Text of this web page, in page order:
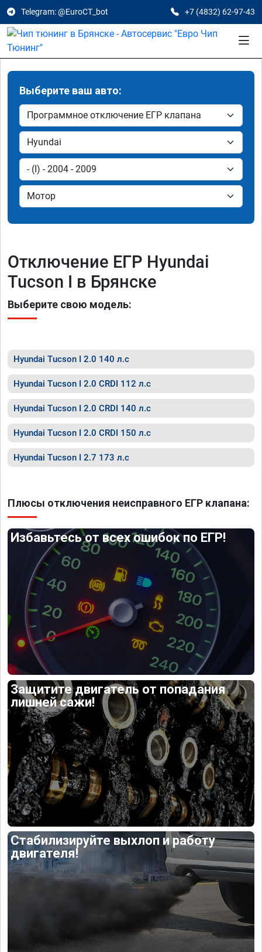
Telegram: @EuroCT_bot +7 (4832) 62-97-43
Выберите ваш авто:
Отключение ЕГР Hyundai
Tucson I в Брянске
Выберите свою модель:
Hyundai Tucson I 2.0 140 л.с
Hyundai Tucson I 2.0 CRDI 112 л.с
Hyundai Tucson I 2.0 CRDI 140 л.с
Hyundai Tucson I 2.0 CRDI 150 л.с
Hyundai Tucson I 2.7 173 л.с
Плюсы отключения неисправного ЕГР клапана:
Избавьтесь от всех ошибок по ЕГР!
Защитите двигатель от попадания
лишней сажи!
Стабилизируйте выхлоп и работу
двигателя!